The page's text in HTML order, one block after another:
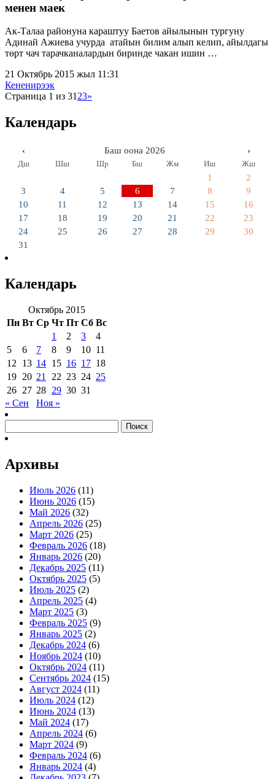
менен маек
Ак-Талаа районуна караштуу Баетов айылынын тургуну
Адинай Ажиева учурда атайын билим алып келип, айылдагы
төрт чач тарачканалардын биринде чакан ишин …
21 Октябрь 2015 жыл 11:31
Кененирээк
Страница 1 из 3123»
Календарь
‹ Баш оона 2026 ›
Дш Шш Шр Бш Жм Иш Жш
1
2
3
4 5 6 7 8
9
10
11 12 13 14 15
16
17
18 19 20 21 22
23
24
25 26 27 28 29
30
31
Календарь
Октябрь 2015
Пн Вт Ср Чт Пт Сб Вс
1
2 3
4
5
6 7 8 9 10 11
12
13 14 15 16 17 18
19 20 21 22 23 24 25
26 27 28 29 30 31
« Сен
Ноя »
Архивы
Июль 2026 (11)
Июнь 2026 (15)
Май 2026 (32)
Апрель 2026 (25)
Март 2026 (25)
Февраль 2026 (18)
Январь 2026 (20)
Декабрь 2025 (11)
Октябрь 2025 (5)
Июль 2025 (2)
Апрель 2025 (4)
Март 2025 (3)
Февраль 2025 (9)
Январь 2025 (2)
Декабрь 2024 (6)
Ноябрь 2024 (10)
Октябрь 2024 (11)
Сентябрь 2024 (15)
Август 2024 (11)
Июль 2024 (12)
Июнь 2024 (13)
Май 2024 (17)
Апрель 2024 (6)
Март 2024 (9)
Февраль 2024 (6)
Январь 2024 (4)